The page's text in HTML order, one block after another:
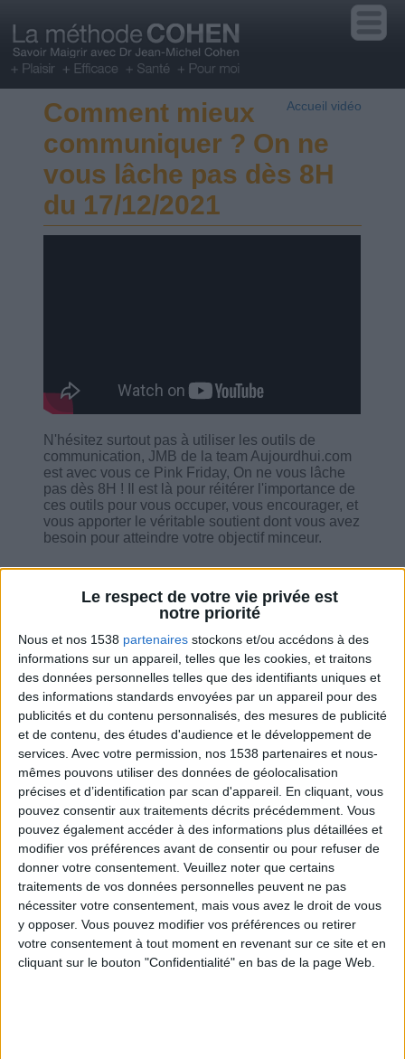
Le respect de votre vie privée est
notre priorité
Nous et nos 1538 partenaires stockons et/ou accédons à des
informations sur un appareil, telles que les cookies, et traitons
des données personnelles telles que des identifiants uniques et
des informations standards envoyées par un appareil pour des
publicités et du contenu personnalisés, des mesures de publicité
et de contenu, des études d'audience et le développement de
services. Avec votre permission, nos 1538 partenaires et nous-
mêmes pouvons utiliser des données de géolocalisation
précises et d’identification par scan d'appareil. En cliquant, vous
pouvez consentir aux traitements décrits précédemment. Vous
pouvez également accéder à des informations plus détaillées et
modifier vos préférences avant de consentir ou pour refuser de
donner votre consentement. Veuillez noter que certains
traitements de vos données personnelles peuvent ne pas
nécessiter votre consentement, mais vous avez le droit de vous
y opposer. Vous pouvez modifier vos préférences ou retirer
votre consentement à tout moment en revenant sur ce site et en
cliquant sur le bouton "Confidentialité" en bas de la page Web.
Accueil vidéo
Comment mieux
communiquer ? On ne
vous lâche pas dès 8H
du 17/12/2021
N'hésitez surtout pas à utiliser les outils de
communication, JMB de la team Aujourdhui.com
est avec vous ce Pink Friday, On ne vous lâche
pas dès 8H ! Il est là pour réitérer l'importance de
ces outils pour vous occuper, vous encourager, et
vous apporter le véritable soutient dont vous avez
besoin pour atteindre votre objectif minceur.
Combien de kilos souhaitez-vous perdre ?
Moins de
5 kilos
De 5 à 10
kilos
Plus de
10 kilos
Service-client & Motivation Voir tout
Les équipes du Service-client et de la
Communauté Savoir Maigrir vous aident
chaque semaine à vous rapprocher
sereinement de votre objectif minceur.
Votre bilan minceur(env. 2
min)